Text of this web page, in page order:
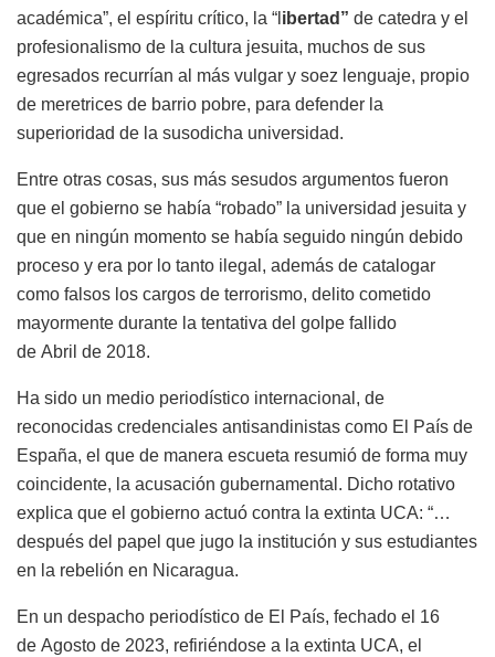
académica”, el espíritu crítico, la “l ibertad” de catedra y el
profesionalismo de la cultura jesuita, muchos de sus
egresados recurrían al más vulgar y soez lenguaje, propio
de meretrices de barrio pobre, para defender la
superioridad de la susodicha universidad.
Entre otras cosas, sus más sesudos argumentos fueron
que el gobierno se había “robado” la universidad jesuita y
que en ningún momento se había seguido ningún debido
proceso y era por lo tanto ilegal, además de catalogar
como falsos los cargos de terrorismo, delito cometido
mayormente durante la tentativa del golpe fallido
de Abril de 2018.
Ha sido un medio periodístico internacional, de
reconocidas credenciales antisandinistas como El País de
España, el que de manera escueta resumió de forma muy
coincidente, la acusación gubernamental. Dicho rotativo
explica que el gobierno actuó contra la extinta UCA: “…
después del papel que jugo la institución y sus estudiantes
en la rebelión en Nicaragua.
En un despacho periodístico de El País, fechado el 16
de Agosto de 2023, refiriéndose a la extinta UCA, el